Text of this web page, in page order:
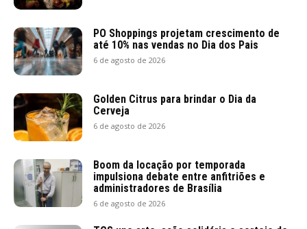
PO Shoppings projetam crescimento de
até 10% nas vendas no Dia dos Pais
6 de agosto de 2026
Golden Citrus para brindar o Dia da
Cerveja
6 de agosto de 2026
Boom da locação por temporada
impulsiona debate entre anfitriões e
administradores de Brasília
6 de agosto de 2026